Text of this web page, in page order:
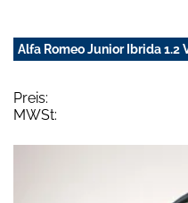
Alfa Romeo Junior Ibrida 1.2
Preis:
MWSt: